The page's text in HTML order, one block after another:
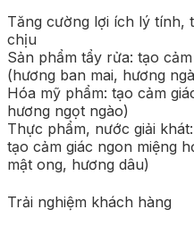
Tăng cường lợi ích lý tính,
chịu
Sản phẩm tẩy rửa: tạo
(hương ban mai, hương
Hóa mỹ phẩm: tạo cảm
hương ngọt ngào)
Thực phẩm, nước giải
tạo cảm giác ngon miệng
mật ong, hương dâu)
Trải nghiệm khách hàng